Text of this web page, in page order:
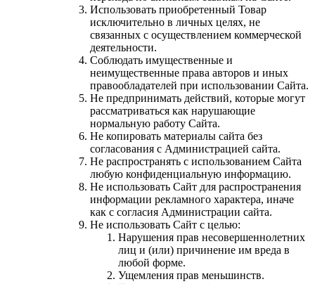
Использовать приобретенный Товар
исключительно в личных целях, не
связанных с осуществлением коммерческой
деятельности.
Соблюдать имущественные и
неимущественные права авторов и иных
правообладателей при использовании Сайта.
Не предпринимать действий, которые могут
рассматриваться как нарушающие
нормальную работу Сайта.
Не копировать материалы сайта без
согласования с Администрацией сайта.
Не распространять с использованием Сайта
любую конфиденциальную информацию.
Не использовать Сайт для распространения
информации рекламного характера, иначе
как с согласия Администрации сайта.
Не использовать Сайт с целью:
Нарушения прав несовершеннолетних
лиц и (или) причинение им вреда в
любой форме.
Ущемления прав меньшинств.